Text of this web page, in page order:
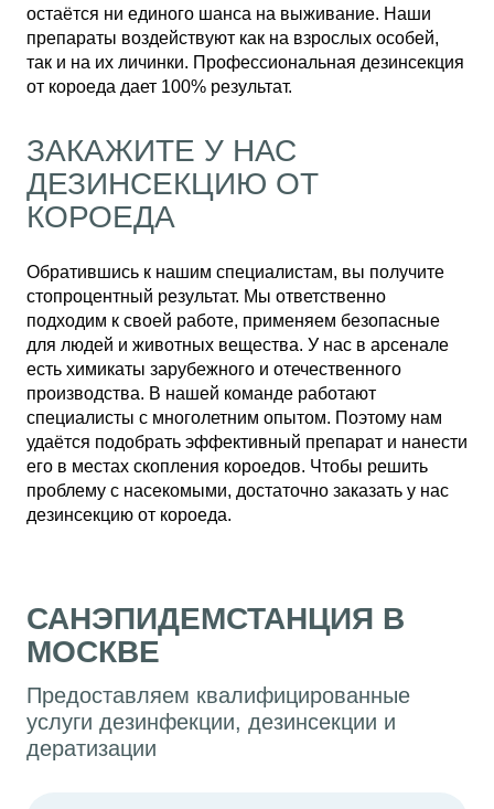
остаётся ни единого шанса на выживание. Наши
препараты воздействуют как на взрослых особей,
так и на их личинки. Профессиональная дезинсекция
от короеда дает 100% результат.
ЗАКАЖИТЕ У НАС
ДЕЗИНСЕКЦИЮ ОТ
КОРОЕДА
Обратившись к нашим специалистам, вы получите
стопроцентный результат. Мы ответственно
подходим к своей работе, применяем безопасные
для людей и животных вещества. У нас в арсенале
есть химикаты зарубежного и отечественного
производства. В нашей команде работают
специалисты с многолетним опытом. Поэтому нам
удаётся подобрать эффективный препарат и нанести
его в местах скопления короедов. Чтобы решить
проблему с насекомыми, достаточно заказать у нас
дезинсекцию от короеда.
САНЭПИДЕМСТАНЦИЯ В
МОСКВЕ
Предоставляем квалифицированные
услуги дезинфекции, дезинсекции и
дератизации